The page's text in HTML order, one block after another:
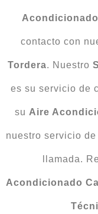
contacto con
Tordera. Nuestro
es su servicio de
su Aire
nuestro servicio
llamada.
Acondicionado